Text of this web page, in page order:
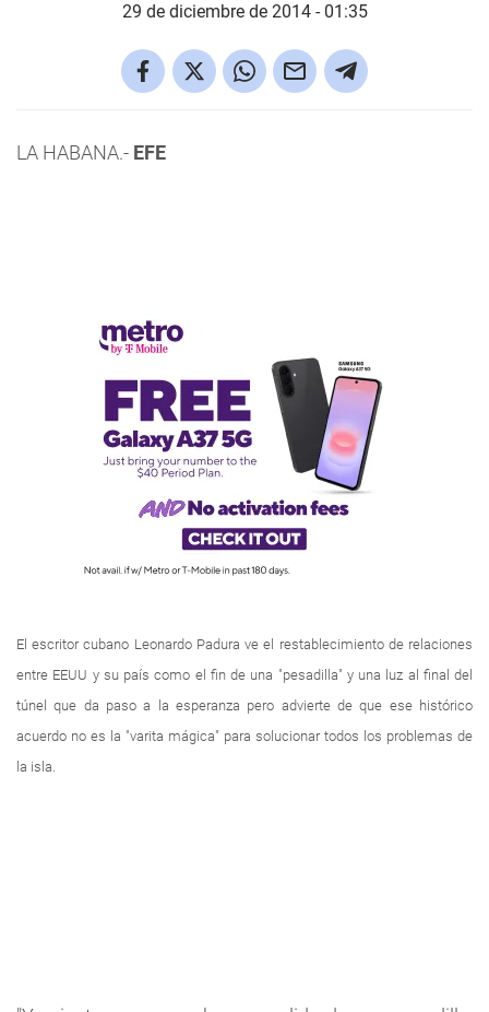
29 de diciembre de 2014 - 01:35
LA HABANA.- EFE
El escritor cubano Leonardo Padura ve el restablecimiento de relaciones
entre EEUU y su país como el fin de una "pesadilla" y una luz al final del
túnel que da paso a la esperanza pero advierte de que ese histórico
acuerdo no es la "varita mágica" para solucionar todos los problemas de
la isla.